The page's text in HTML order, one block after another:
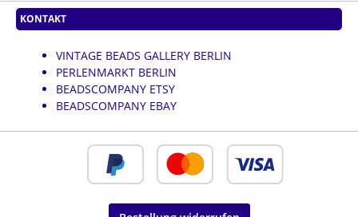
KONTAKT
VINTAGE BEADS GALLERY BERLIN
PERLENMARKT BERLIN
BEADSCOMPANY ETSY
BEADSCOMPANY EBAY